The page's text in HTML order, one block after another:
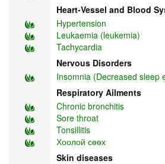
Heart-Vessel and Blood
Hypertension
Leukaemia (leukemia)
Tachycardia
Nervous Disorders
Insomnia (Decreased sleep
Respiratory Ailments
Chronic bronchitis
Sore throat
Tonsillitis
Хоолой сөөх
Skin diseases